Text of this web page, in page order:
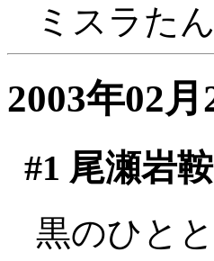
ミスラた
2003年02月
#1 尾瀬岩鞍
黒のひとと